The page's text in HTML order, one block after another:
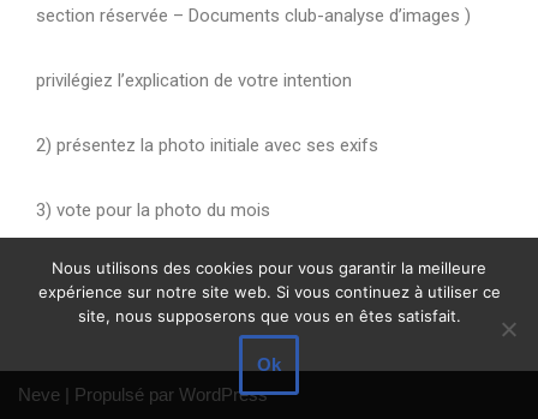
section réservée – Documents club-analyse d’images )
privilégiez l’explication de votre intention
2) présentez la photo initiale avec ses exifs
3) vote pour la photo du mois
Neve | Propulsé par WordPress
Nous utilisons des cookies pour vous garantir la meilleure
expérience sur notre site web. Si vous continuez à utiliser ce
site, nous supposerons que vous en êtes satisfait.
Ok